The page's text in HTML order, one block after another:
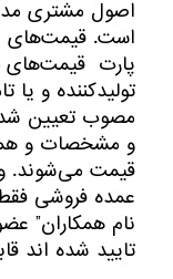
اصول مشتری
است. قیمت‏‌های
پارت قیمت‏‌های
تولید‏کننده و
مصوب تعیین
و مشخصات و
قیمت می‌‏شوند.
عمده فروشی
نام همکاران”
تایید شده اند